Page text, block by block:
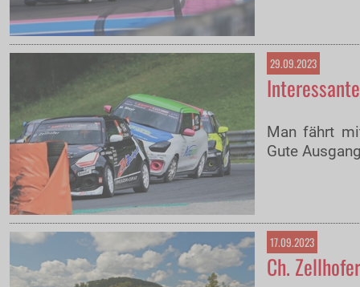
29.09.2023
Man fährt
Gute
17.09.2023
Ch.